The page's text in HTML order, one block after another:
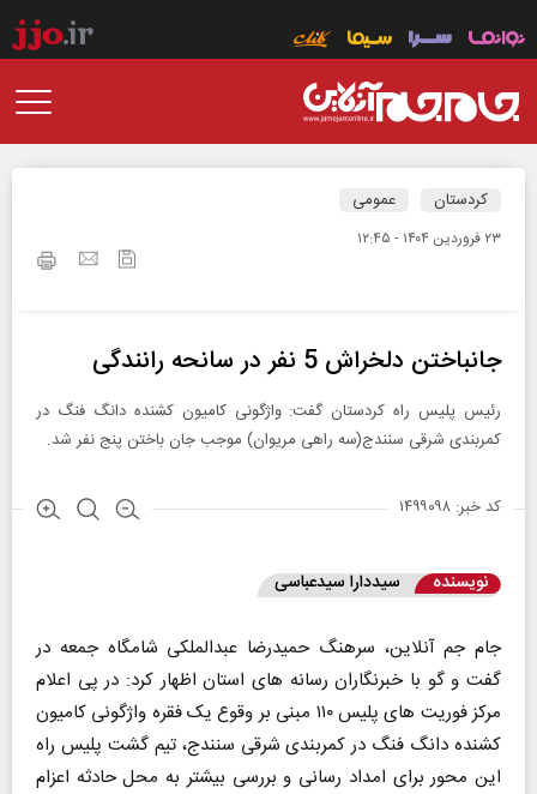
کردستان عمومی
۲۳ فروردين ۱۴۰۴ - ۱۲:۴۵
جانباختن دلخراش 5 نفر در سانحه رانندگی
رئیس پلیس راه کردستان گفت: واژگونی کامیون کشنده دانگ فنگ در
کمربندی شرقی سنندج(سه راهی مریوان) موجب جان باختن پنج نفر شد.
کد خبر: ۱۴۹۹۰۹۸
نویسنده سیددارا سیدعباسی
جام جم آنلاین، سرهنگ حمیدرضا عبدالملکی شامگاه جمعه در
گفت و گو با خبرنگاران رسانه های استان اظهار کرد: در پی اعلام
مرکز فوریت های پلیس ۱۱۰ مبنی بر وقوع یک فقره واژگونی کامیون
کشنده دانگ فنگ در کمربندی شرقی سنندج، تیم گشت پلیس راه
این محور برای امداد رسانی و بررسی بیشتر به محل حادثه اعزام